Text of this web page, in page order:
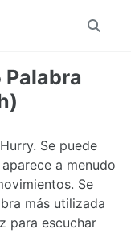
Toggle
Se puede
a menudo
Se
más utilizada
para escuchar